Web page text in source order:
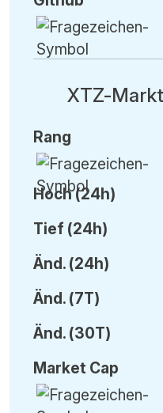
XTZ-
Rang
Hoch (24h)
Tief (24h)
Änd. (24h)
Änd. (7T)
Änd. (30T)
Market Cap